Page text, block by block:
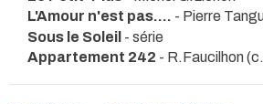
L'Amour n'est pas.... - Pierre
Sous le Soleil - série
Appartement 242 - R.Faucilhon